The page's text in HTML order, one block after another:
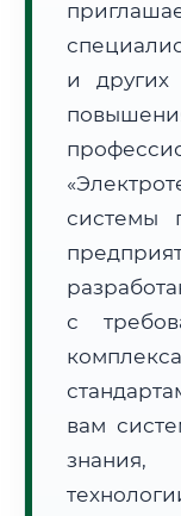
• Маршрут транзита:
📜 Документы и
Нажмите
и других
системы
с
вам
знания,